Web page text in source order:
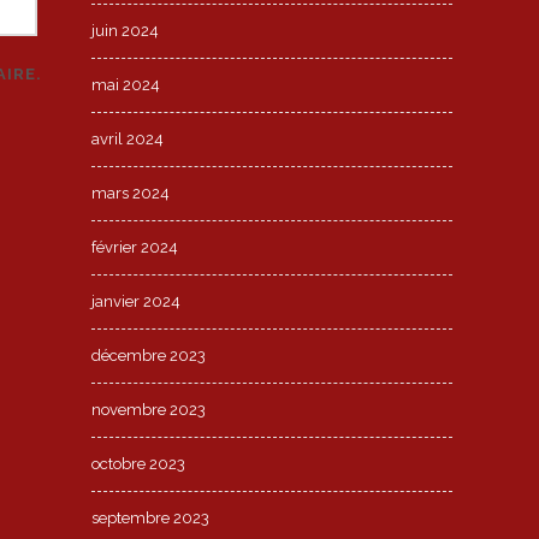
juin 2024
mai 2024
avril 2024
mars 2024
février 2024
janvier 2024
décembre 2023
novembre 2023
octobre 2023
septembre 2023